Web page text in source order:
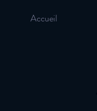
Accueil